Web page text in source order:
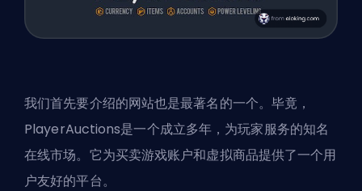
我们首先要介绍的网站也是最著名的一个。毕竟，
PlayerAuctions是一个成立多年，为玩家服务的知名
在线市场。它为买卖游戏账户和虚拟商品提供了一个用
户友好的平台。